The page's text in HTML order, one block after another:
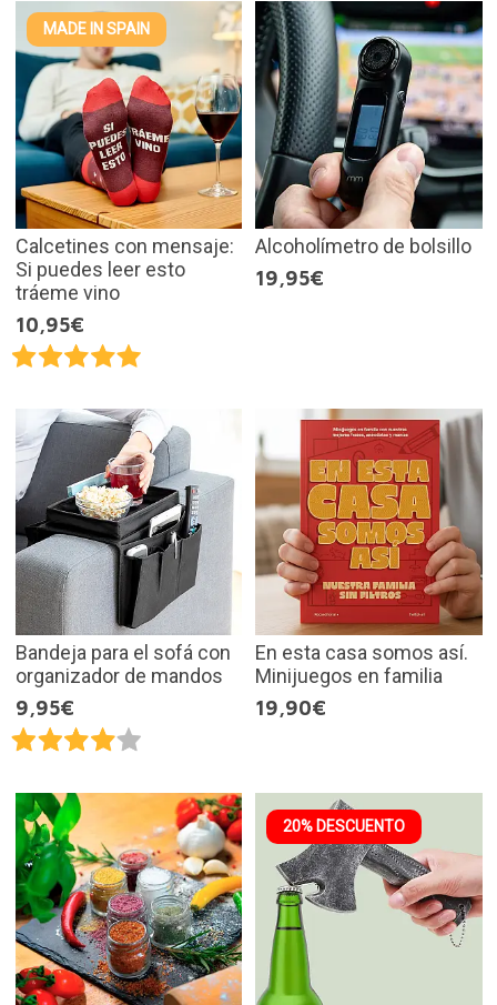
MADE IN SPAIN
Calcetines con mensaje:
Si puedes leer esto
tráeme vino
10,95€
Alcoholímetro de bolsillo
19,95€
Bandeja para el sofá con
organizador de mandos
9,95€
En esta casa somos así.
Minijuegos en familia
19,90€
20% DESCUENTO